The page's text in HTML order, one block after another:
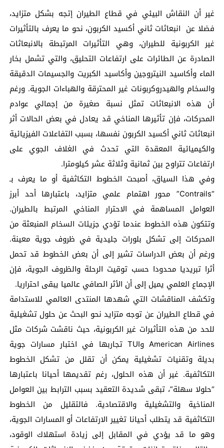
غير أن النقاش البيئي في قطاع الطيران إتجه بشكل متزايد،
فضلا عن انبعاثات ثاني أكسيد الكربون، نحو ما يعرف بالتأثيرات
غير الكربونية للطيران، وهي التأثيرات المرتبطة بالانبعاثات
الصادرة عن الطائرات على ارتفاعات التحليق، والتي تشمل بخار
الماء وأكاسيد النيتروجين وأكاسيد الكبريت والجسيمات الدقيقة
والسخام والهيدروكربونات غير المحترقة والهباءات الجوية. ورغم
أن هذه الانبعاثات تمثل نسبة صغيرة من إجمالي عوادم
المحركات، فإن تأثيرها المناخي قد يعادل في بعض الحالات أثر
انبعاثات ثاني أكسيد الكربون نفسها، بسبب التفاعلات الفيزيائية
والكيميائية المعقدة التي تحدث في الغلاف الجوي على
ارتفاعات تتراوح بين ثمانية وثلاثة عشر كيلومترا.
وفي هذا السياق، أصبحت الخطوط التكاثفية أو ما يعرف بـ
“Contrails” محور اهتمام علمي متزايد، باعتبارها أحد أبرز
العوامل المساهمة في الاحترار المناخي المرتبط بالطيران.
وتتكون هذه الخطوط عندما تؤدي جزيئات السخام المنبعثة من
المحركات إلى تشكل بلورات جليدية في ظروف جوية معينة.
ورغم أن بعض الدراسات تشير إلى أن بعض الخطوط قد تحمل
أثرا تبريديا محدودا حسب توقيت الرحلة والظروف الجوية، فإن
الإجماع العلمي يميل إلى أن الأثر الصافي عالميا يبقى احتراريا.
وتكشف المناقشات التي شهدها المنتدى العالمي للاستدامة
في قطاع الطيران عن توجه متزايد نحو البحث عن حلول تشغيلية
للحد من هذه التأثيرات غير الكربونية، حيث ناقشت شركات مثل
American Airlines وTUI تجاربها في اختبار مسارات جوية
بديلة وتقنيات تشغيلية يمكن أن تقلل من تشكل الخطوط
التكاثفية. غير أن هذه الحلول، رغم تقديمها أحيانا باعتبارها
“حلولا سهلة”، تبقى شديدة التعقيد بسبب الترابط بين العوامل
المناخية والتشغيلية والاقتصادية. فالتقليل من الخطوط
التكاثفية قد يتطلب أحيانا تغيير الارتفاعات أو المسارات الجوية،
وهو ما قد يؤدي في المقابل إلى زيادة استهلاك الوقود،